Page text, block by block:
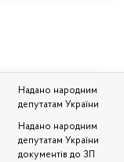
Надано народним
депутатам України
Надано народним
депутатам України
документів до ЗП